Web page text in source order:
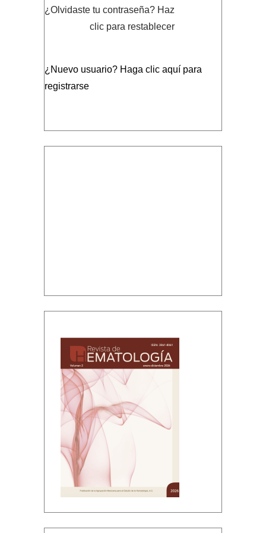
¿Olvidaste tu contraseña? Haz
clic para restablecer
¿Nuevo usuario? Haga clic aquí para
registrarse